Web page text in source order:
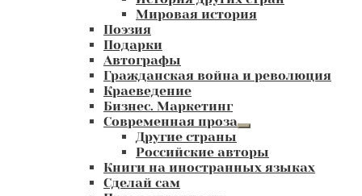
Мировая история
Поэзия
Подарки
Автографы
Гражданская война и революция
Краеведение
Бизнес. Маркетинг
Современная проза
Развернутое
меню
Другие страны
Российские авторы
Книги на иностранных языках
Сделай сам